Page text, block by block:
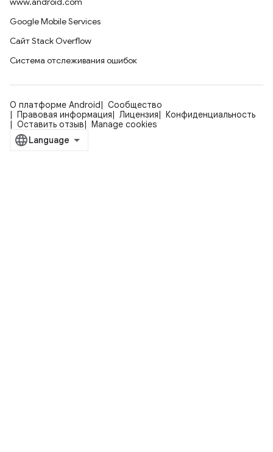
Google Mobile Services
Сайт Stack Overflow
Система отслеживания ошибок
О платформе Android
Сообщество
Правовая информация
Лицензия
Конфиденциальность
Оставить отзыв
Manage cookies